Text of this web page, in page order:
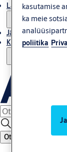
Lahendused
Jätkusuutlikkus
Kust osta
Otsing
kasutamise
ka meie
poliitika